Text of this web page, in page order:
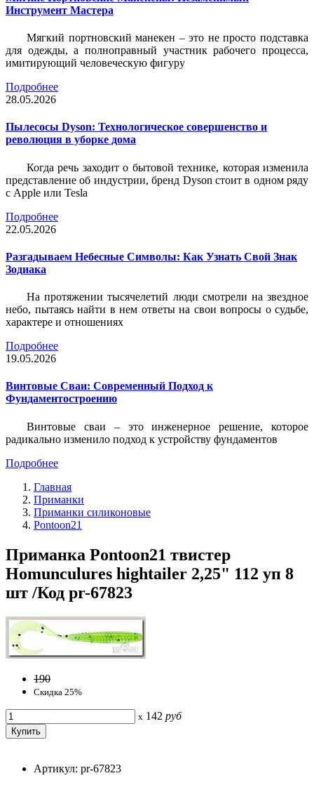
Инструмент Мастера
Мягкий портновский манекен – это не просто подставка
для одежды, а полноправный участник рабочего процесса,
имитирующий человеческую фигуру
Подробнее
28.05.2026
Пылесосы Dyson: Технологическое совершенство и
революция в уборке дома
Когда речь заходит о бытовой технике, которая изменила
представление об индустрии, бренд Dyson стоит в одном ряду
с Apple или Tesla
Подробнее
22.05.2026
Разгадываем Небесные Символы: Как Узнать Свой Знак
Зодиака
На протяжении тысячелетий люди смотрели на звездное
небо, пытаясь найти в нем ответы на свои вопросы о судьбе,
характере и отношениях
Подробнее
19.05.2026
Винтовые Сваи: Современный Подход к
Фундаментостроению
Винтовые сваи – это инженерное решение, которое
радикально изменило подход к устройству фундаментов
Подробнее
Главная
Приманки
Приманки силиконовые
Pontoon21
Приманка Pontoon21 твистер
Homunculures hightailer 2,25" 112 уп 8
шт /Код pr-67823
190
Скидка 25%
x 142 руб
Артикул: pr-67823